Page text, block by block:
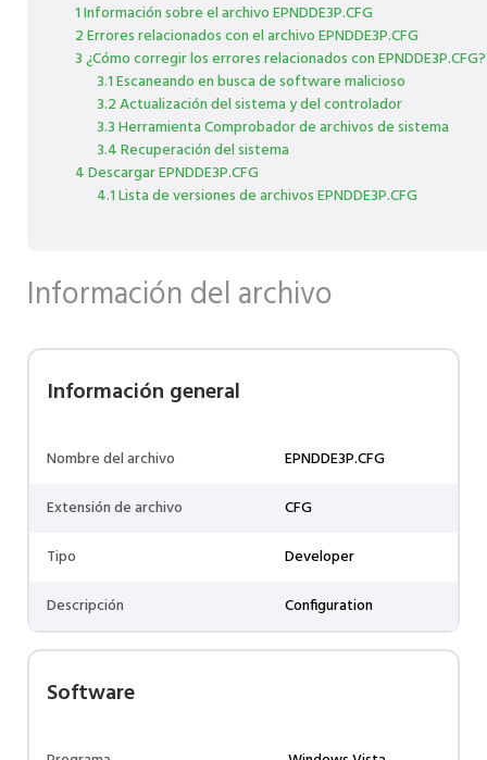
1 Información sobre el archivo EPNDDE3P.CFG
2 Errores relacionados con el archivo EPNDDE3P.CFG
3 ¿Cómo corregir los errores relacionados con EPNDDE3P.CFG?
3.1 Escaneando en busca de software malicioso
3.2 Actualización del sistema y del controlador
3.3 Herramienta Comprobador de archivos de sistema
3.4 Recuperación del sistema
4 Descargar EPNDDE3P.CFG
4.1 Lista de versiones de archivos EPNDDE3P.CFG
Información del archivo
Información general
Nombre del archivo
EPNDDE3P.CFG
Extensión de archivo
CFG
Tipo
Developer
Descripción
Configuration
Software